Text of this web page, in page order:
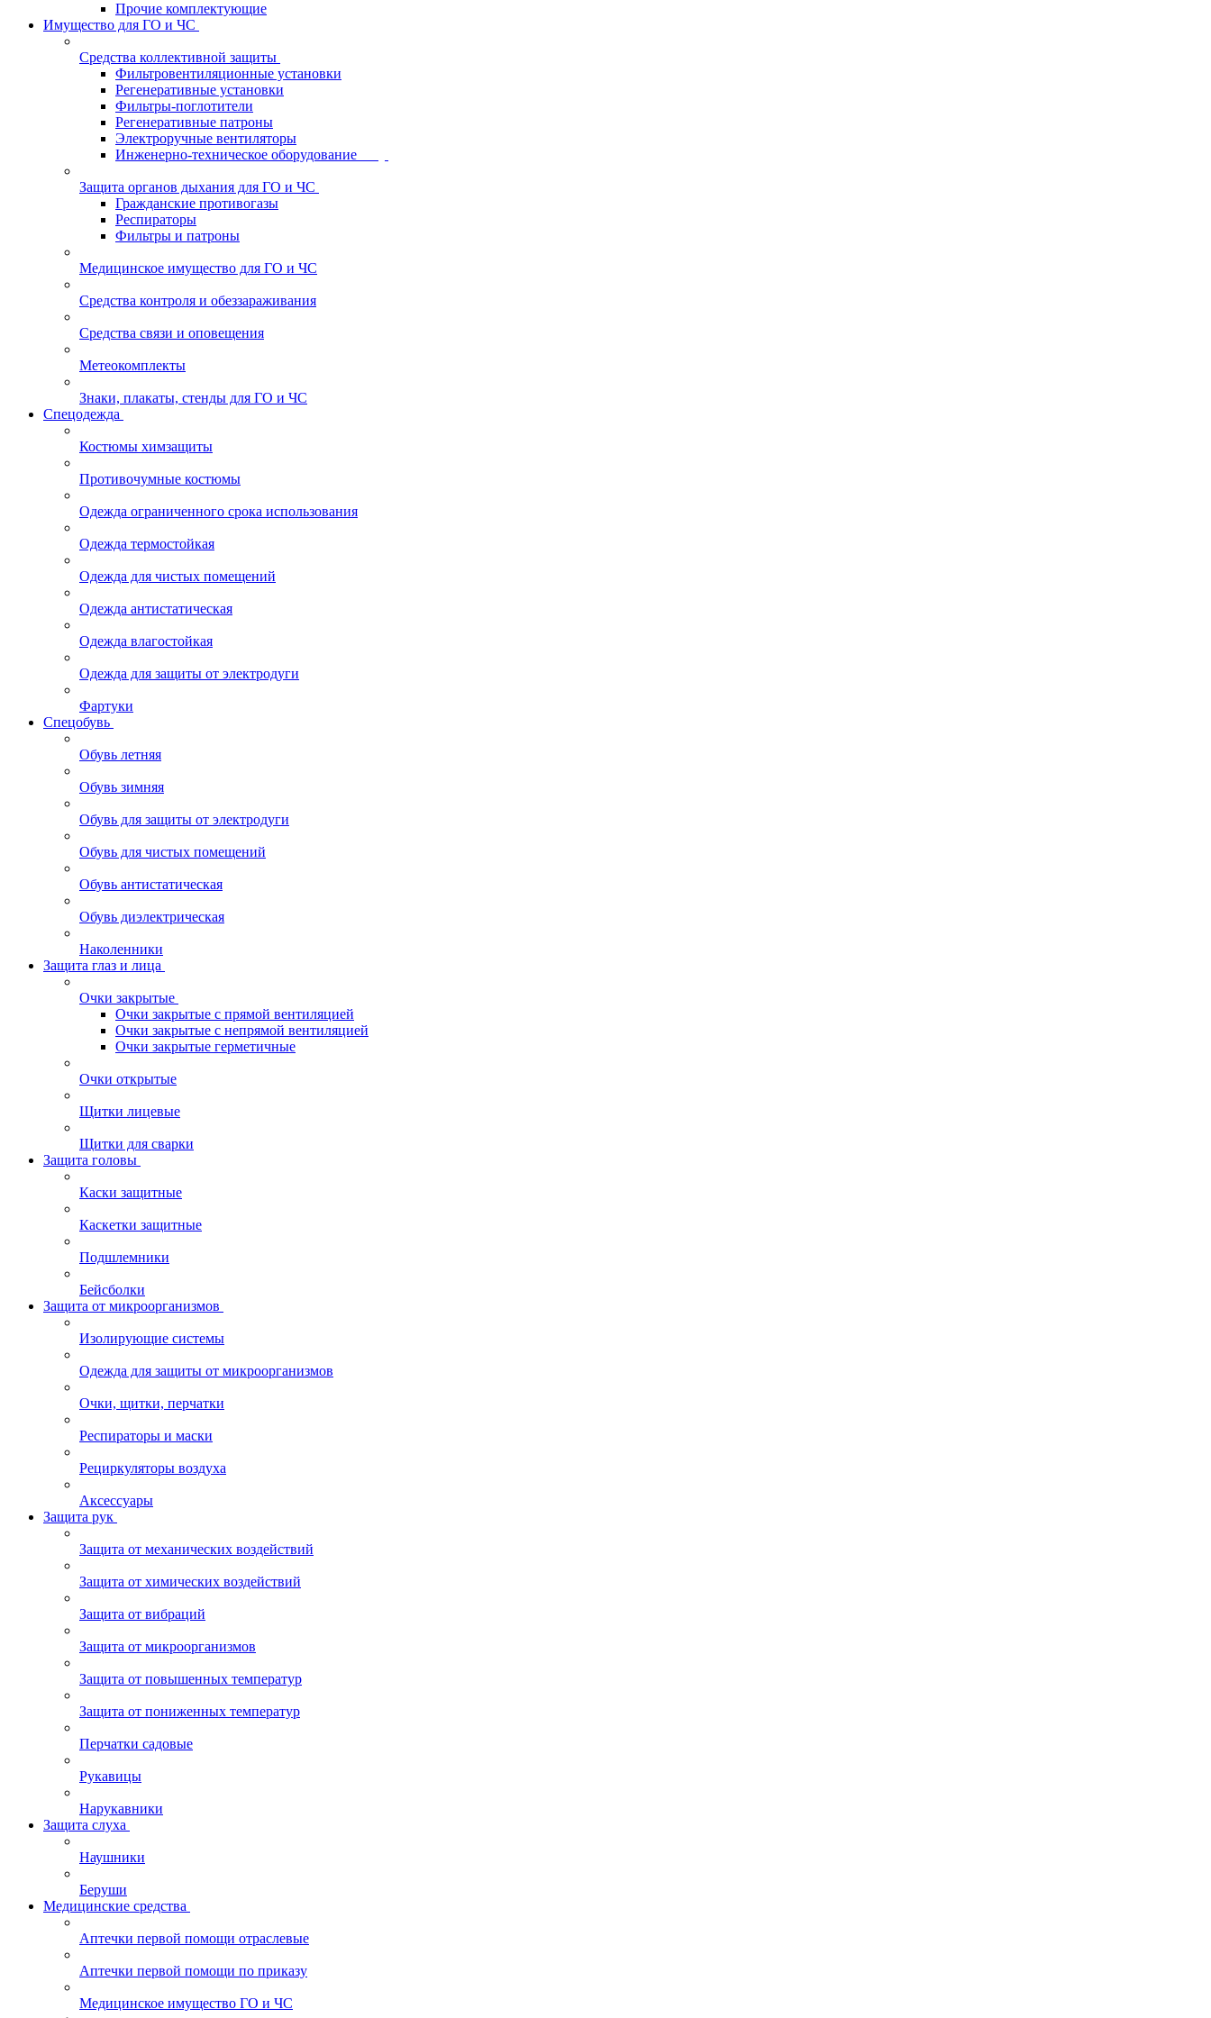
Прочие комплектующие
Имущество для ГО и ЧС
Средства коллективной защиты
Фильтровентиляционные установки
Регенеративные установки
Фильтры-поглотители
Регенеративные патроны
Электроручные вентиляторы
Инженерно-техническое оборудование
Защита органов дыхания для ГО и ЧС
Гражданские противогазы
Респираторы
Фильтры и патроны
Медицинское имущество для ГО и ЧС
Средства контроля и обеззараживания
Средства связи и оповещения
Метеокомплекты
Знаки, плакаты, стенды для ГО и ЧС
Спецодежда
Костюмы химзащиты
Противочумные костюмы
Одежда ограниченного срока использования
Одежда термостойкая
Одежда для чистых помещений
Одежда антистатическая
Одежда влагостойкая
Одежда для защиты от электродуги
Фартуки
Спецобувь
Обувь летняя
Обувь зимняя
Обувь для защиты от электродуги
Обувь для чистых помещений
Обувь антистатическая
Обувь диэлектрическая
Наколенники
Защита глаз и лица
Очки закрытые
Очки закрытые с прямой вентиляцией
Очки закрытые с непрямой вентиляцией
Очки закрытые герметичные
Очки открытые
Щитки лицевые
Щитки для сварки
Защита головы
Каски защитные
Каскетки защитные
Подшлемники
Бейсболки
Защита от микроорганизмов
Изолирующие системы
Одежда для защиты от микроорганизмов
Очки, щитки, перчатки
Респираторы и маски
Рециркуляторы воздуха
Аксессуары
Защита рук
Защита от механических воздействий
Защита от химических воздействий
Защита от вибраций
Защита от микроорганизмов
Защита от повышенных температур
Защита от пониженных температур
Перчатки садовые
Рукавицы
Нарукавники
Защита слуха
Наушники
Беруши
Медицинские средства
Аптечки первой помощи отраслевые
Аптечки первой помощи по приказу
Медицинское имущество ГО и ЧС